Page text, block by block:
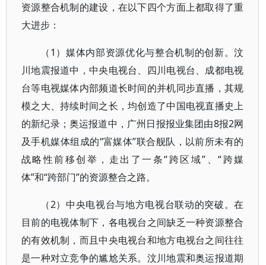
资源整合机制的建设，在以下四个方面上都取得了重
大进步：
（1）媒体内部资源优化与整合机制的创新。汶
川地震报道中，中央电视台、四川电视台、成都电视
台等电视媒体内部频道长时间的并机同步直播，其规
模之大、持续时间之长，均创造了中国电视直播史上
的新纪录；奥运报道中，广州日报报业集团由8报2网
及手机媒体组成的“富媒体”联合舰队，以前所未有的
战略性前移创举，走出了一条“跨区域”、“跨媒
体”和“跨部门”的资源整合之路。
（2）中央电视台与地方电视台联动的突破。在
目前的电视体制下，各电视台之间缺乏一种资源整合
的有效机制，而且中央电视台和地方电视台之间往往
是一种对立竞争的尴尬关系。汶川地震和奥运报道期